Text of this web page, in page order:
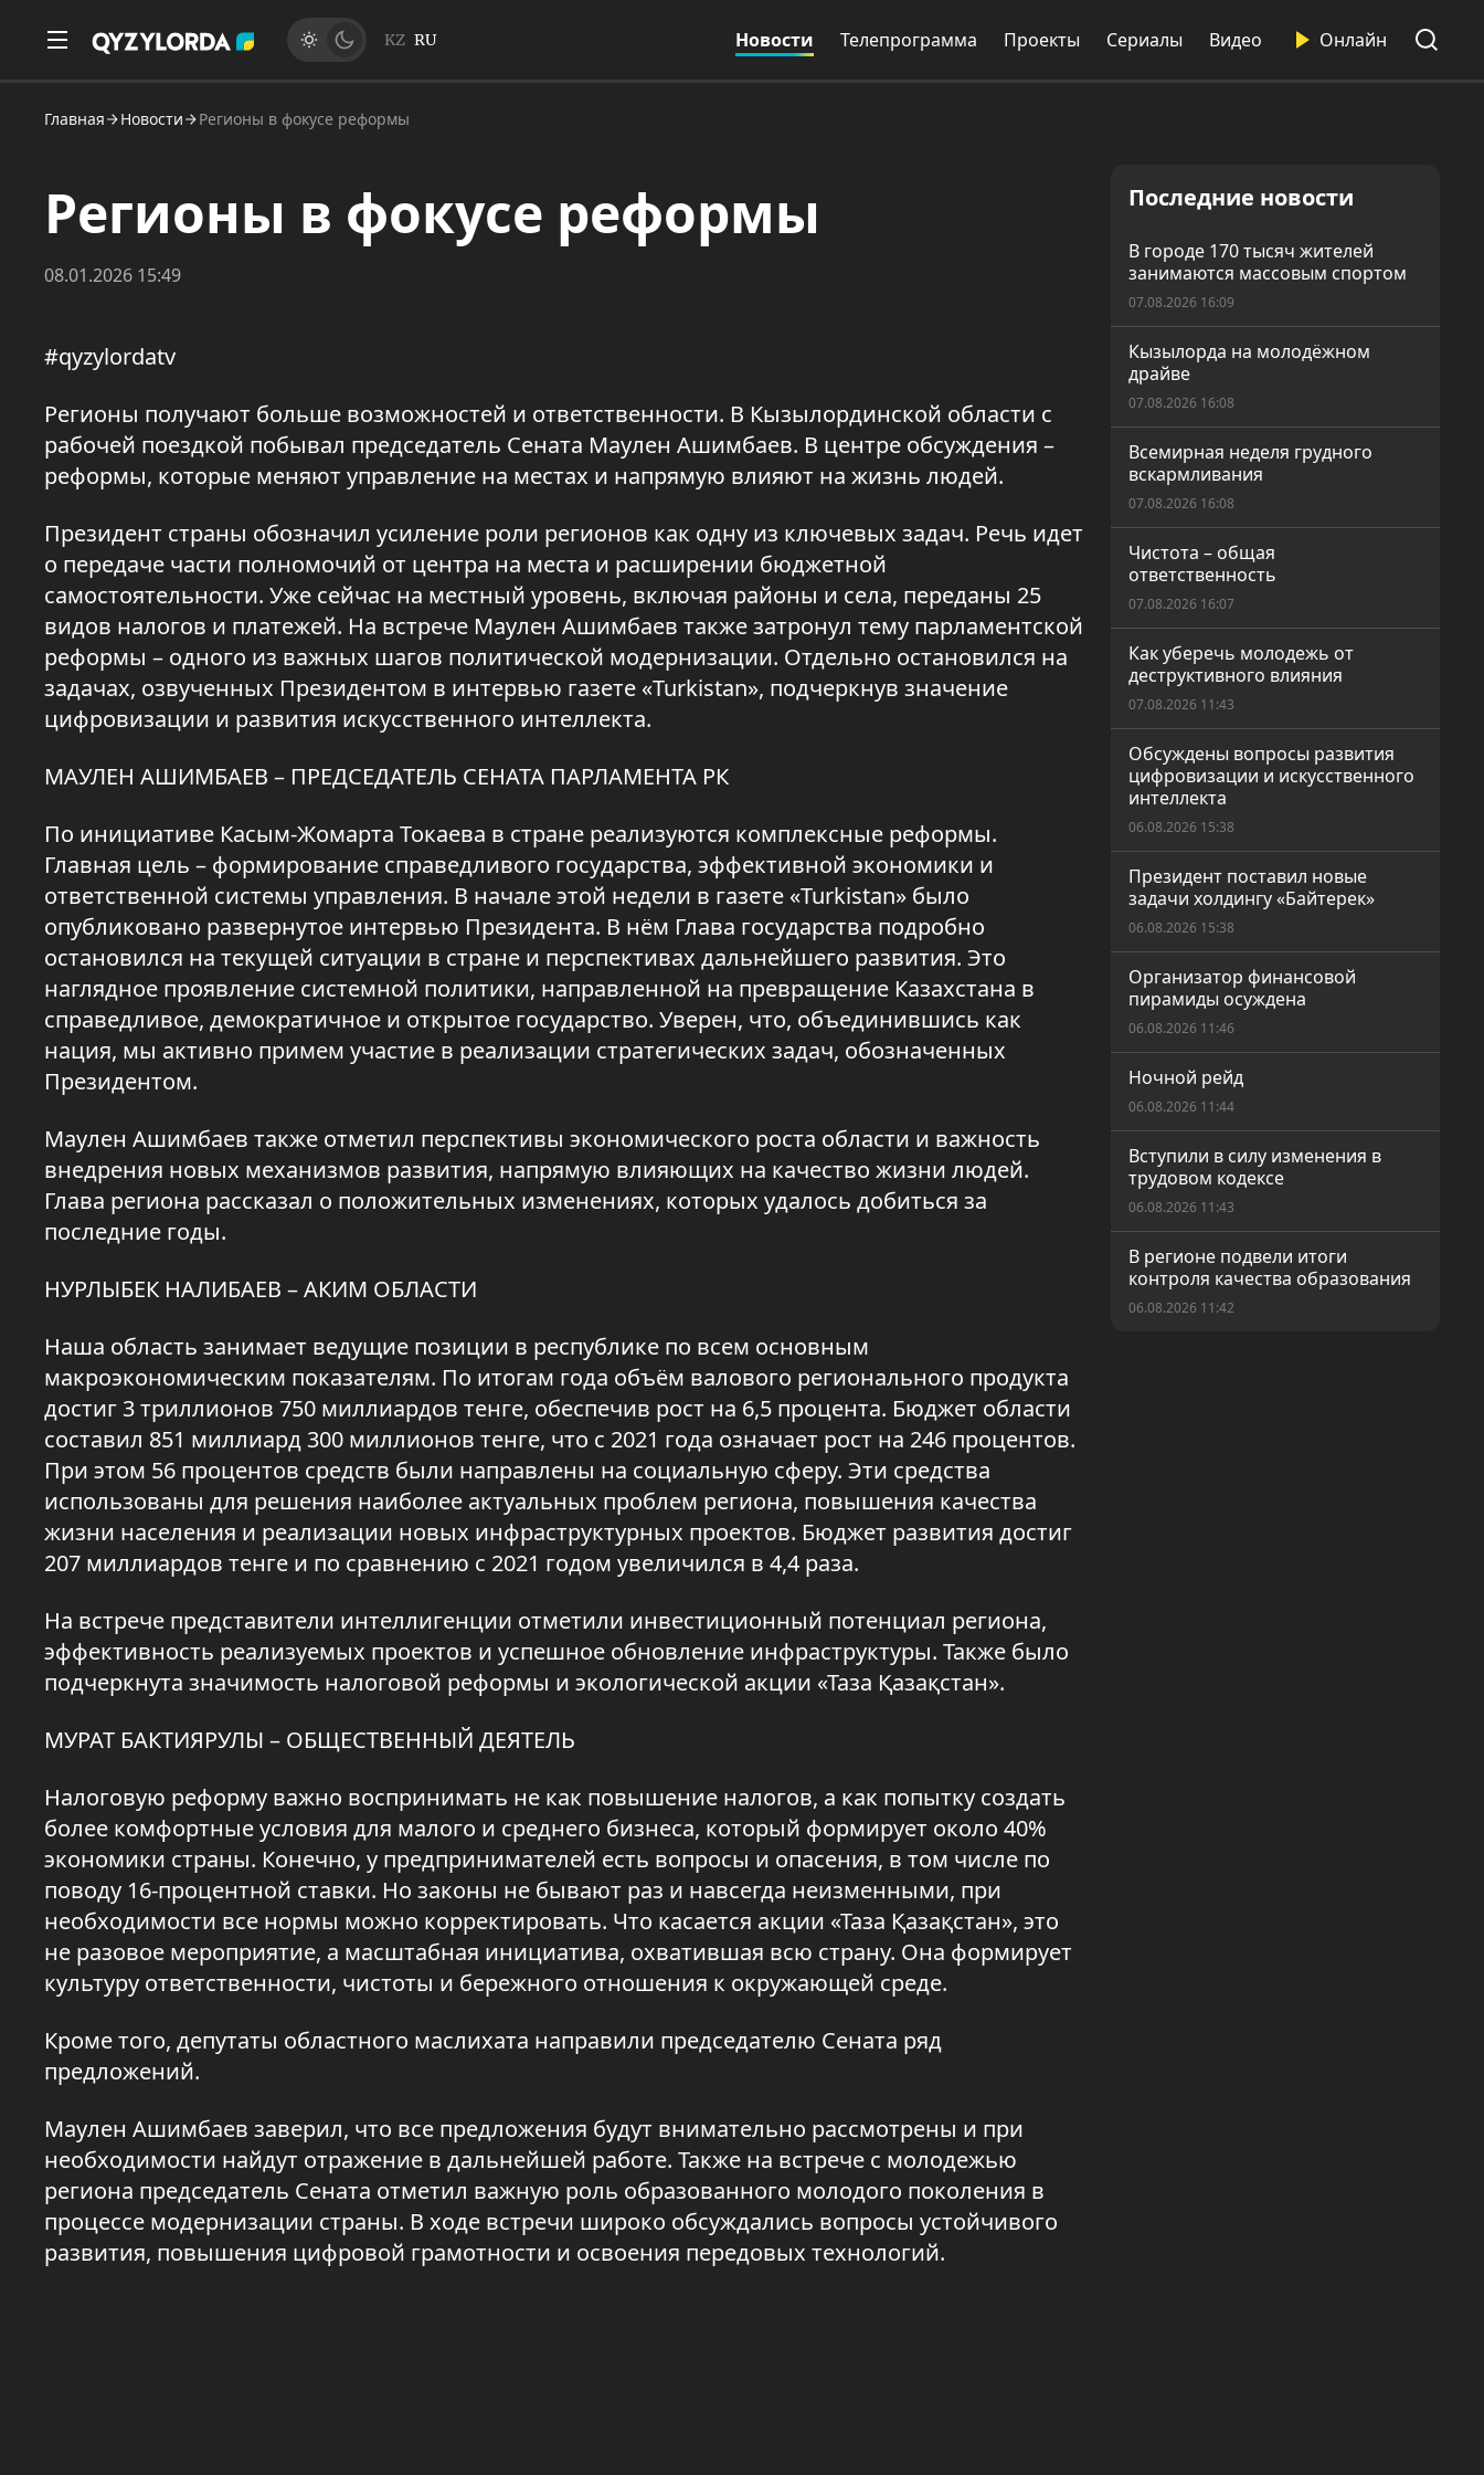
KZ RU Новости Телепрограмма Проекты Сериалы Видео Онлайн
Главная Новости Регионы в фокусе реформы
Регионы в фокусе реформы
08.01.2026 15:49
#qyzylordatv
Регионы получают больше возможностей и ответственности. В Кызылординской области с
рабочей поездкой побывал председатель Сената Маулен Ашимбаев. В центре обсуждения –
реформы, которые меняют управление на местах и напрямую влияют на жизнь людей.
Президент страны обозначил усиление роли регионов как одну из ключевых задач. Речь идет
о передаче части полномочий от центра на места и расширении бюджетной
самостоятельности. Уже сейчас на местный уровень, включая районы и села, переданы 25
видов налогов и платежей. На встрече Маулен Ашимбаев также затронул тему парламентской
реформы – одного из важных шагов политической модернизации. Отдельно остановился на
задачах, озвученных Президентом в интервью газете «Turkistan», подчеркнув значение
цифровизации и развития искусственного интеллекта.
МАУЛЕН АШИМБАЕВ – ПРЕДСЕДАТЕЛЬ СЕНАТА ПАРЛАМЕНТА РК
По инициативе Касым-Жомарта Токаева в стране реализуются комплексные реформы.
Главная цель – формирование справедливого государства, эффективной экономики и
ответственной системы управления. В начале этой недели в газете «Turkistan» было
опубликовано развернутое интервью Президента. В нём Глава государства подробно
остановился на текущей ситуации в стране и перспективах дальнейшего развития. Это
наглядное проявление системной политики, направленной на превращение Казахстана в
справедливое, демократичное и открытое государство. Уверен, что, объединившись как
нация, мы активно примем участие в реализации стратегических задач, обозначенных
Президентом.
Маулен Ашимбаев также отметил перспективы экономического роста области и важность
внедрения новых механизмов развития, напрямую влияющих на качество жизни людей.
Глава региона рассказал о положительных изменениях, которых удалось добиться за
последние годы.
НУРЛЫБЕК НАЛИБАЕВ – АКИМ ОБЛАСТИ
Наша область занимает ведущие позиции в республике по всем основным
макроэкономическим показателям. По итогам года объём валового регионального продукта
достиг 3 триллионов 750 миллиардов тенге, обеспечив рост на 6,5 процента. Бюджет области
составил 851 миллиард 300 миллионов тенге, что с 2021 года означает рост на 246 процентов.
При этом 56 процентов средств были направлены на социальную сферу. Эти средства
использованы для решения наиболее актуальных проблем региона, повышения качества
жизни населения и реализации новых инфраструктурных проектов. Бюджет развития достиг
207 миллиардов тенге и по сравнению с 2021 годом увеличился в 4,4 раза.
На встрече представители интеллигенции отметили инвестиционный потенциал региона,
эффективность реализуемых проектов и успешное обновление инфраструктуры. Также было
подчеркнута значимость налоговой реформы и экологической акции «Таза Қазақстан».
МУРАТ БАКТИЯРУЛЫ – ОБЩЕСТВЕННЫЙ ДЕЯТЕЛЬ
Налоговую реформу важно воспринимать не как повышение налогов, а как попытку создать
более комфортные условия для малого и среднего бизнеса, который формирует около 40%
экономики страны. Конечно, у предпринимателей есть вопросы и опасения, в том числе по
поводу 16-процентной ставки. Но законы не бывают раз и навсегда неизменными, при
необходимости все нормы можно корректировать. Что касается акции «Таза Қазақстан», это
не разовое мероприятие, а масштабная инициатива, охватившая всю страну. Она формирует
культуру ответственности, чистоты и бережного отношения к окружающей среде.
Кроме того, депутаты областного маслихата направили председателю Сената ряд
предложений.
Маулен Ашимбаев заверил, что все предложения будут внимательно рассмотрены и при
необходимости найдут отражение в дальнейшей работе. Также на встрече с молодежью
региона председатель Сената отметил важную роль образованного молодого поколения в
процессе модернизации страны. В ходе встречи широко обсуждались вопросы устойчивого
развития, повышения цифровой грамотности и освоения передовых технологий.
Последние новости
В городе 170 тысяч жителей
занимаются массовым спортом
07.08.2026 16:09
Кызылорда на молодёжном
драйве
07.08.2026 16:08
Всемирная неделя грудного
вскармливания
07.08.2026 16:08
Чистота – общая
ответственность
07.08.2026 16:07
Как уберечь молодежь от
деструктивного влияния
07.08.2026 11:43
Обсуждены вопросы развития
цифровизации и искусственного
интеллекта
06.08.2026 15:38
Президент поставил новые
задачи холдингу «Байтерек»
06.08.2026 15:38
Организатор финансовой
пирамиды осуждена
06.08.2026 11:46
Ночной рейд
06.08.2026 11:44
Вступили в силу изменения в
трудовом кодексе
06.08.2026 11:43
В регионе подвели итоги
контроля качества образования
06.08.2026 11:42